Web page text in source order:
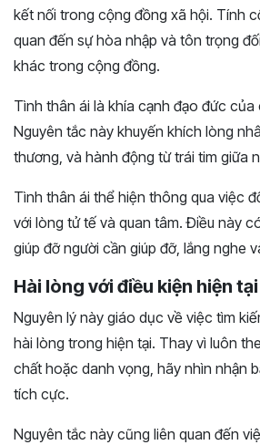
kết nối trong cộng đồng xã hội. Tính
quan đến sự hòa nhập và tôn trọng
khác trong cộng đồng.
Tình thân ái là khía cạnh đạo đức
Nguyên tắc này khuyến khích lòng
thương, và hành động từ trái tim giữa
Tình thân ái thể hiện thông qua việc
với lòng tử tế và quan tâm. Điều này
giúp đỡ người cần giúp đỡ, lắng nghe
Hài lòng với điều kiện hiện tại
Nguyên lý này giáo dục về việc tìm
hài lòng trong hiện tại. Thay vì luôn
chất hoặc danh vọng, hãy nhìn nhận
tích cực.
Nguyên tắc này cũng liên quan đến